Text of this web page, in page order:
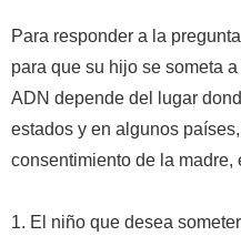
Para responder a la
para que su hijo se someta
ADN depende del lugar
estados y en algunos
consentimiento de la madre,
1. El niño que desea